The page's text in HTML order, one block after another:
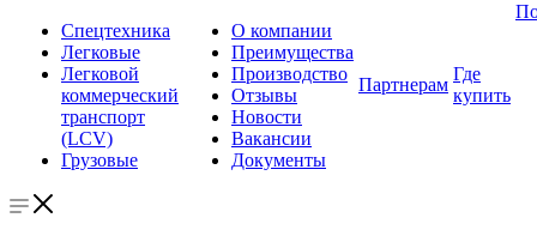
Спецтехника
Легковые
Легковой
коммерческий
транспорт
(LCV)
Грузовые
О компании
Преимущества
Производство
Отзывы
Новости
Вакансии
Документы
Партнерам
Где
купить